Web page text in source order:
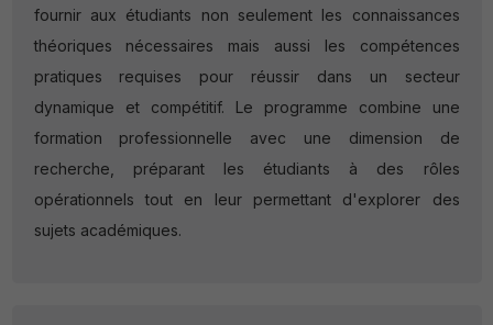
fournir aux étudiants non seulement les connaissances
théoriques nécessaires mais aussi les compétences
pratiques requises pour réussir dans un secteur
dynamique et compétitif. Le programme combine une
formation professionnelle avec une dimension de
recherche, préparant les étudiants à des rôles
opérationnels tout en leur permettant d'explorer des
sujets académiques.